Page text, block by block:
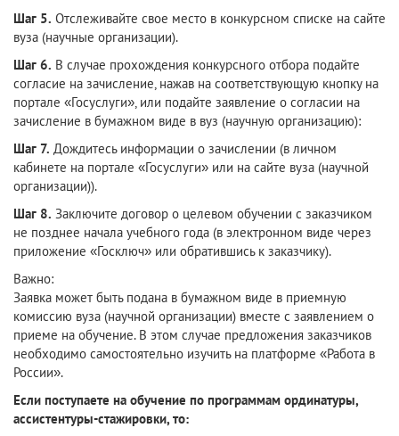
Шаг 5. Отслеживайте свое место в конкурсном списке на сайте
вуза (научные организации).
Шаг 6. В случае прохождения конкурсного отбора подайте
согласие на зачисление, нажав на соответствующую кнопку на
портале «Госуслуги», или подайте заявление о согласии на
зачисление в бумажном виде в вуз (научную организацию):
Шаг 7. Дождитесь информации о зачислении (в личном
кабинете на портале «Госуслуги» или на сайте вуза (научной
организации)).
Шаг 8. Заключите договор о целевом обучении с заказчиком
не позднее начала учебного года (в электронном виде через
приложение «Госключ» или обратившись к заказчику).
Важно:
Заявка может быть подана в бумажном виде в приемную
комиссию вуза (научной организации) вместе с заявлением о
приеме на обучение. В этом случае предложения заказчиков
необходимо самостоятельно изучить на платформе «Работа в
России».
Если поступаете на обучение по программам ординатуры,
ассистентуры-стажировки, то: